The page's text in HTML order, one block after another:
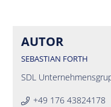
AUTOR
SEBASTIAN FORTH
SDL
+49 176 43824178